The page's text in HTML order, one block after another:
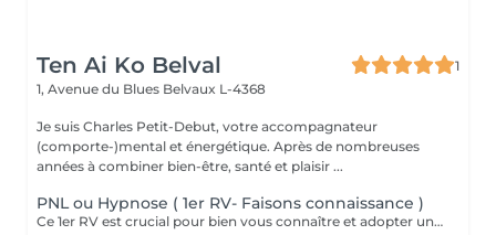
Ten Ai Ko Belval
1
1, Avenue du Blues Belvaux L-4368
Je suis Charles Petit-Debut, votre accompagnateur
(comporte-)mental et énergétique. Après de nombreuses
années à combiner bien-être, santé et plaisir ...
PNL ou Hypnose ( 1er RV- Faisons connaissance )
Ce 1er RV est crucial pour bien vous connaître et adopter une approche personnalisée et efficace lors des prochaines séances.